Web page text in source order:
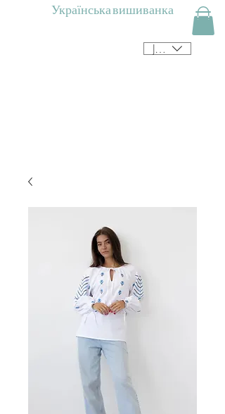
Українська вишиванка
JPY (¥)